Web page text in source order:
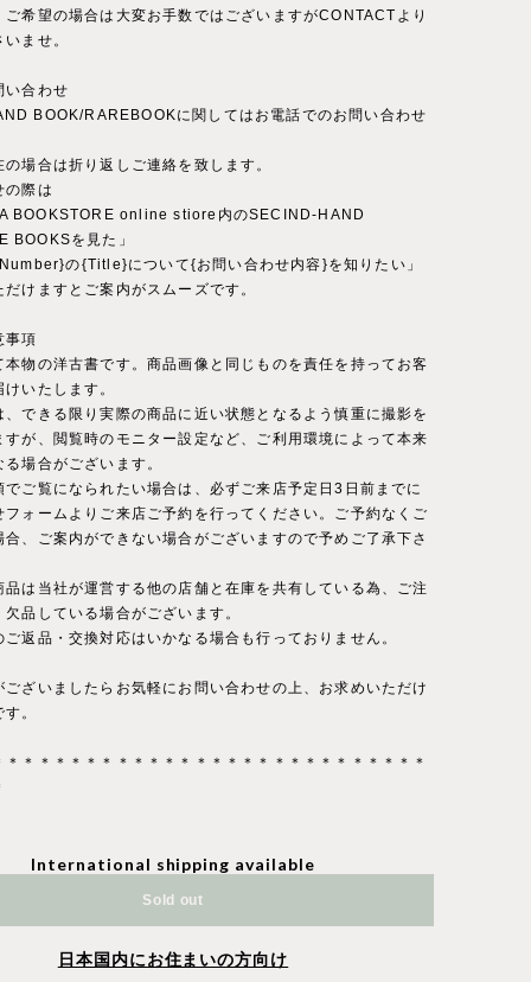
ご希望の場合は大変お手数ではございますがCONTACTより
ませ。
合わせ
BOOK/RAREBOOKに関してはお電話でのお問い合わせ
場合は折り返しご連絡を致します。
の際は
BOOKSTORE online stiore内のSECIND-HAND
BOOKSを見た」
の{Title}について{お問い合わせ内容}を知りたい」
けますとご案内がスムーズです。
項
物の洋古書です。商品画像と同じものを責任を持ってお客
いたします。
できる限り実際の商品に近い状態となるよう慎重に撮影を
すが、閲覧時のモニター設定など、ご利用環境によって本来
場合がございます。
ご覧になられたい場合は、必ずご来店予定日3日前までに
フォームよりご来店ご予約を行ってください。ご予約なくご
合、ご案内ができない場合がございますので予めご了承下さ
は当社が運営する他の店舗と在庫を共有している為、ご注
品している場合がございます。
返品・交換対応はいかなる場合も行っておりません。
ございましたらお気軽にお問い合わせの上、お求めいただけ
。
＊＊＊＊＊＊＊＊＊＊＊＊＊＊＊＊＊＊＊＊＊＊＊＊＊＊＊
International shipping available
Sold out
日本国内にお住まいの方向け